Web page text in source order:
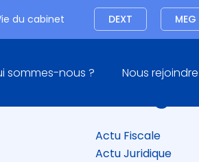
du cabinet Connexion MEG
DEXT
sommes-nous ? Nous rejoindre
: EN
Blog
Actu Fiscale
Actu Juridique